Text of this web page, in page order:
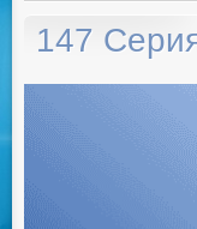
147